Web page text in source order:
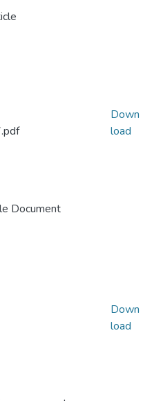
Document
Down
load
Down
load